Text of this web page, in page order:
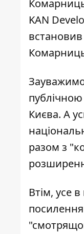
KAN
Києва. А
разом з
Втім, усе